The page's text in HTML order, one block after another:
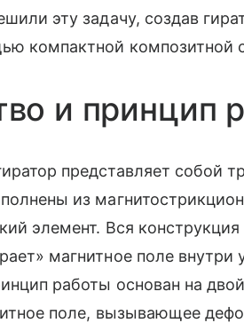
эту задачу, создав
компактной композитной
и принцип
представляет собой
из
элемент. Вся
магнитное поле внутри
работы основан на
поле, вызывающее